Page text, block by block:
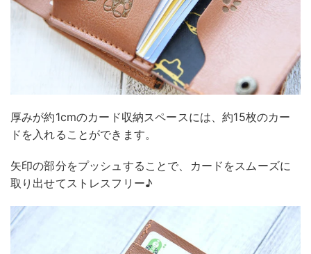
厚みが約1cmのカード収納スペースには、約15枚のカー
ドを入れることができます。
矢印の部分をプッシュすることで、カードをスムーズに
取り出せてストレスフリー♪